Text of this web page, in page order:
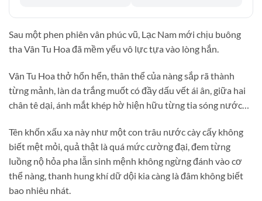
Sau một phen phiên vân phúc vũ, Lạc Nam mới chịu buông
tha Vân Tu Hoa đã mềm yếu vô lực tựa vào lòng hắn.
Vân Tu Hoa thở hổn hển, thân thể của nàng sắp rã thành
từng mảnh, làn da trắng muốt có đầy dấu vết ái ân, giữa hai
chân tê dại, ánh mắt khép hờ hiện hữu từng tia sóng nước…
Tên khốn xấu xa này như một con trâu nước cày cấy không
biết mệt mỏi, quả thật là quá mức cường đại, đem từng
luồng nộ hỏa pha lẫn sinh mệnh không ngừng đánh vào cơ
thể nàng, thanh hung khí dữ dội kia càng là đâm không biết
bao nhiêu nhát.